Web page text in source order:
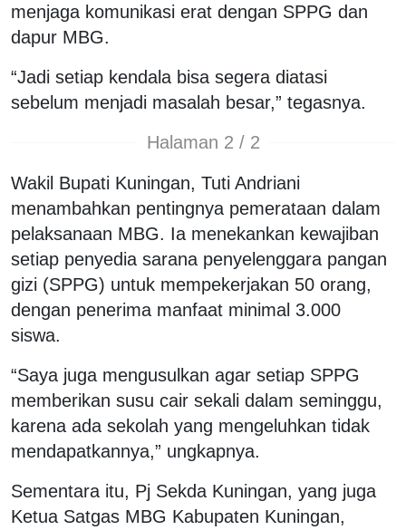
menjaga komunikasi erat dengan SPPG dan
dapur MBG.
“Jadi setiap kendala bisa segera diatasi
sebelum menjadi masalah besar,” tegasnya.
Halaman 2 / 2
Wakil Bupati Kuningan, Tuti Andriani
menambahkan pentingnya pemerataan dalam
pelaksanaan MBG. Ia menekankan kewajiban
setiap penyedia sarana penyelenggara pangan
gizi (SPPG) untuk mempekerjakan 50 orang,
dengan penerima manfaat minimal 3.000
siswa.
“Saya juga mengusulkan agar setiap SPPG
memberikan susu cair sekali dalam seminggu,
karena ada sekolah yang mengeluhkan tidak
mendapatkannya,” ungkapnya.
Sementara itu, Pj Sekda Kuningan, yang juga
Ketua Satgas MBG Kabupaten Kuningan,